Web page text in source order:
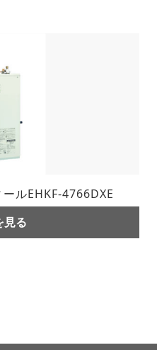
ルEHKF-4766DXE
見る